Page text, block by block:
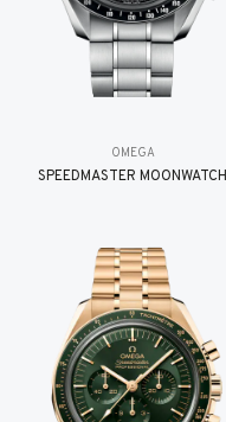
OMEGA
SPEEDMASTER MOONWATCH